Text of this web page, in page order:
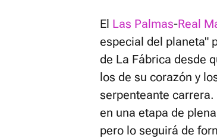
El Las Palmas-Real
especial del planeta"
de La Fábrica desde
los de su corazón y
serpenteante
en una etapa de
pero lo seguirá de